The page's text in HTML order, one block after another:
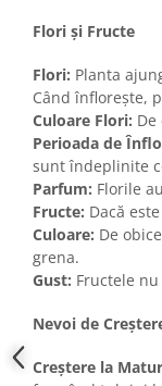
Flori și Fructe
Flori: Planta
Când înflorește,
Culoare Flori:
Perioada de
sunt îndeplinite
Parfum: Florile
Fructe: Dacă
Culoare: De
grena.
Gust: Fructele
Nevoi de
Creștere la